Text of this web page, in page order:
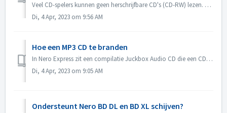
Veel CD-spelers kunnen geen herschrijfbare CD's (CD-RW) lezen. U moet daarom normale CD-ROM's gebruiken voor het branden van Audio CD's.
Di, 4 Apr, 2023 om 9:56 AM
Hoe een MP3 CD te branden
In Nero Express zit een compilatie Juckbox Audio CD die een CD maakt met al je favoriete MP3, WMA, of Nero AAC bestanden die kunnen worden afgespeeld op elk...
Di, 4 Apr, 2023 om 9:05 AM
Ondersteunt Nero BD DL en BD XL schijven?